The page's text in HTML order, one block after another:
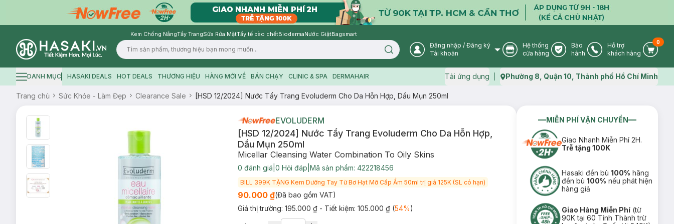
Kem Chống NắngTẩy TrangSữa Rửa MặtTẩy tế bào chếtBiodermaNước GiặtBagsmart
Logo
Search icon User Icon
Đăng nhập / Đăng ký
Tài khoản
Store Icon
Hệ thống
cửa hàng
Warranty Icon
Bảo
hành
Phone Icon
Hỗ trợ
khách hàng
Cart
0
Hamburger icon
DANH MỤC HASAKI DEALS HOT DEALS THƯƠNG HIỆU HÀNG MỚI VỀ BÁN CHẠY CLINIC & SPA DERMAHAIR Tải ứng dụng Map icon
Phường 8, Quận 10, Thành phố Hồ Chí Minh
Trang chủ Sức Khỏe - Làm Đẹp Clearance Sale [HSD 12/2024] Nước Tẩy Trang Evoluderm Cho Da Hỗn Hợp, Dầu Mụn 250ml
EVOLUDERM
[HSD 12/2024] Nước Tẩy Trang Evoluderm Cho Da Hỗn Hợp,
Dầu Mụn 250ml
Micellar Cleansing Water Combination To Oily Skins
0 đánh giá 0 Hỏi đáp Mã sản phẩm: 422218456
BILL 399K TẶNG Kem Dưỡng Tay Từ Bơ Hạt Mỡ Cấp Ẩm 50ml trị giá 125K (SL có hạn)
90.000 ₫(Đã bao gồm VAT)
Giá thị trường: 195.000 ₫ - Tiết kiệm: 105.000 ₫(54%)
MIỄN PHÍ VẬN CHUYỂN
Giao Nhanh Miễn Phí 2H.
Trễ tặng 100K
Hasaki đền bù100% hãng
đền bù100% nếu phát hiện
hàng giả
Giao Hàng Miễn Phí (từ
90K tại 60 Tỉnh Thành trừ